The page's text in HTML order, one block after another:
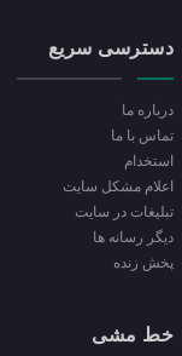
دسترسی سریع
درباره ما
تماس با ما
استخدام
اعلام مشکل سایت
تبلیغات در سایت
ديگر رسانه ها
پخش زنده
خط مشی